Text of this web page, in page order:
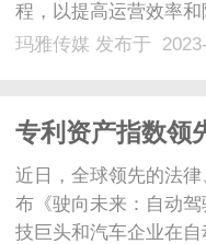
程，以提高运营效率
满足企业的需求。进
玛雅传媒 发布于
专利资产指数领
近日，全球领先的法
布《驶向未来：自动
技巨头和汽车企业在